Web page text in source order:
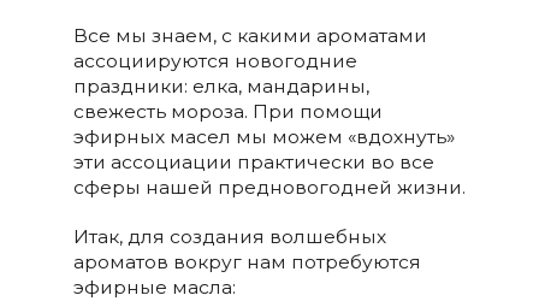
Все мы знаем, с какими ароматами
ассоциируются новогодние
праздники: елка, мандарины,
свежесть мороза. При помощи
эфирных масел мы можем «вдохнуть»
эти ассоциации практически во все
сферы нашей предновогодней жизни.
Итак, для создания волшебных
ароматов вокруг нам потребуются
эфирные масла: